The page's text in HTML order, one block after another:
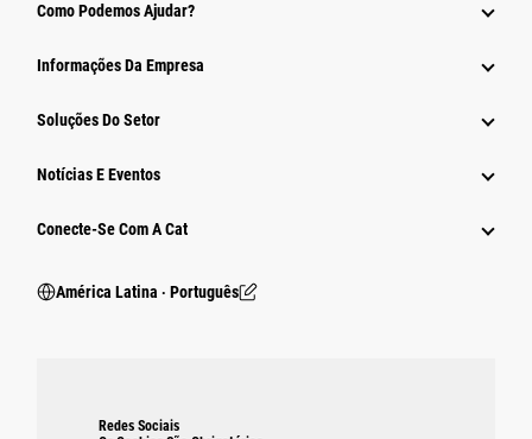
Como Podemos Ajudar?
Informações Da Empresa
Soluções Do Setor
Notícias E Eventos
Conecte-Se Com A Cat
América Latina ‧ Português
Redes Sociais